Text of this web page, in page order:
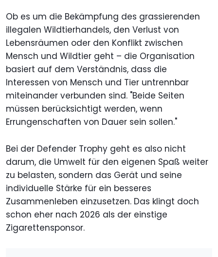
Ob es um die Bekämpfung des grassierenden
illegalen Wildtierhandels, den Verlust von
Lebensräumen oder den Konflikt zwischen
Mensch und Wildtier geht – die Organisation
basiert auf dem Verständnis, dass die
Interessen von Mensch und Tier untrennbar
miteinander verbunden sind. "Beide Seiten
müssen berücksichtigt werden, wenn
Errungenschaften von Dauer sein sollen."
Bei der Defender Trophy geht es also nicht
darum, die Umwelt für den eigenen Spaß weiter
zu belasten, sondern das Gerät und seine
individuelle Stärke für ein besseres
Zusammenleben einzusetzen. Das klingt doch
schon eher nach 2026 als der einstige
Zigarettensponsor.